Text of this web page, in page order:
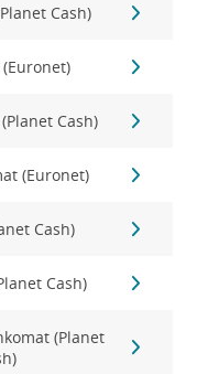
Cash)
Cash)
(Euronet)
Cash)
Cash)
(Planet